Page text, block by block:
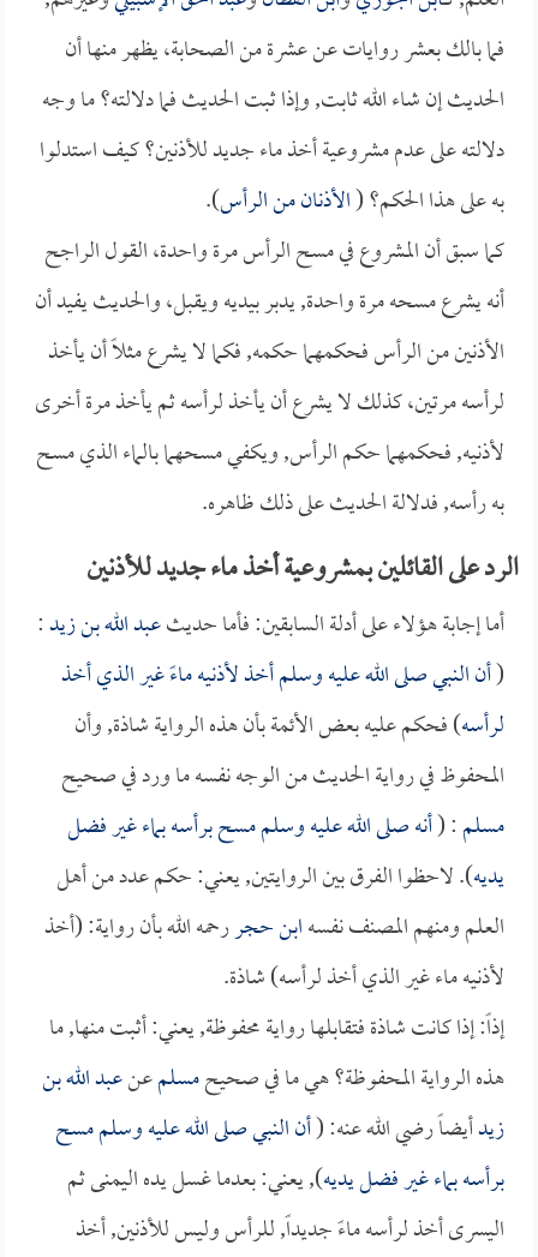
فما بالك بعشر روايات عن عشرة من الصحابة، يظهر منها أن
الحديث إن شاء الله ثابت, وإذا ثبت الحديث فما دلالته؟ ما وجه
دلالته على عدم مشروعية أخذ ماء جديد للأذنين؟ كيف استدلوا
به على هذا الحكم؟ (الأذنان من الرأس).
كما سبق أن المشروع في مسح الرأس مرة واحدة، القول الراجح
أنه يشرع مسحه مرة واحدة, يدبر بيديه ويقبل، والحديث يفيد أن
الأذنين من الرأس فحكمهما حكمه, فكما لا يشرع مثلاً أن يأخذ
لرأسه مرتين، كذلك لا يشرع أن يأخذ لرأسه ثم يأخذ مرة أخرى
لأذنيه, فحكمهما حكم الرأس, ويكفي مسحهما بالماء الذي مسح
به رأسه, فدلالة الحديث على ذلك ظاهره.
الرد على القائلين بمشروعية أخذ ماء جديد للأذنين
أما إجابة هؤلاء على أدلة السابقين: فأما حديثعبد الله بن زيد:
(أن النبي صلى الله عليه وسلم أخذ لأذنيه ماءً غير الذي أخذ
لرأسه) فحكم عليه بعض الأئمة بأن هذه الرواية شاذة, وأن
المحفوظ في رواية الحديث من الوجه نفسه ما ورد في صحيح
مسلم: (أنه صلى الله عليه وسلم مسح برأسه بماء غير فضل
يديه). لاحظوا الفرق بين الروايتين, يعني: حكم عدد من أهل
العلم ومنهم المصنف نفسهابن حجررحمه الله بأن رواية: (أخذ
لأذنيه ماء غير الذي أخذ لرأسه) شاذة.
إذاً: إذا كانت شاذة فتقابلها رواية محفوظة, يعني: أثبت منها, ما
هذه الرواية المحفوظة؟ هي ما في صحيحمسلمعنعبد الله بن
زيدأيضاً رضي الله عنه: (أن النبي صلى الله عليه وسلم مسح
برأسه بماء غير فضل يديه), يعني: بعدما غسل يده اليمنى ثم
اليسرى أخذ لرأسه ماءً جديداً, للرأس وليس للأذنين, أخذ